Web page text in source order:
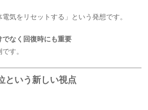
気をリセットする」という発想です。
なく回復時にも重要
す。
という新しい視点